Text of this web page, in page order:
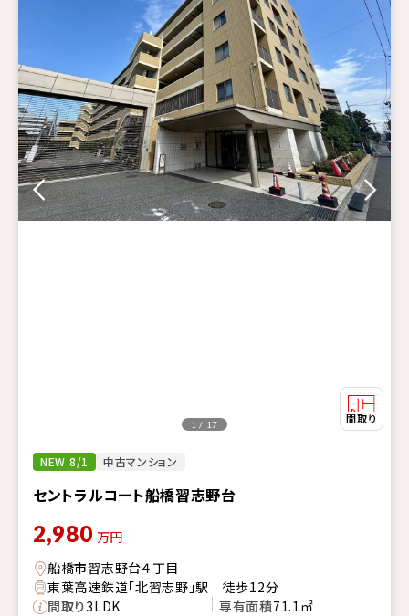
NEW 8/1 中古マンション
セントラルコート船橋習志野台
1 / 17
2,980 万円
船橋市習志野台４丁目
東葉高速鉄道「北習志野」駅 徒歩12分
間取り3LDK 専有面積71.1㎡